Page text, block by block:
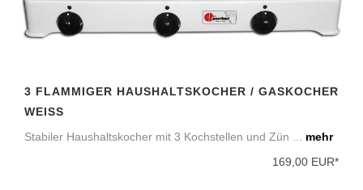
3 FLAMMIGER HAUSHALTSKOCHER / GASKOCHER
WEISS
Stabiler Haushaltskocher mit 3 Kochstellen und Zün ... mehr
169,00 EUR*